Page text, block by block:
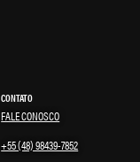
CONTATO
FALE CONOSCO
+55 (48) 98439-7852